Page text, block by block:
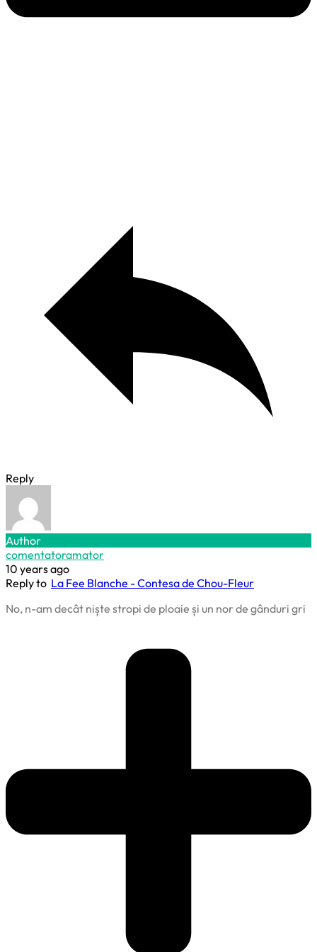
Reply
Author
comentatoramator
10 years ago
Reply to La Fee Blanche - Contesa de Chou-Fleur
No, n-am decât niște stropi de ploaie și un nor de gânduri gri